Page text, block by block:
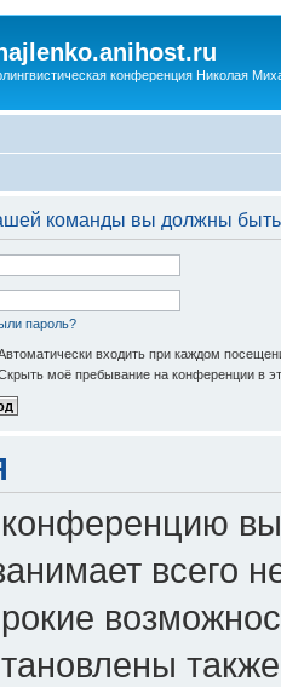
конференция Николая
команды вы должны
пароль?
входить при каждом
моё пребывание на конференции в
всего